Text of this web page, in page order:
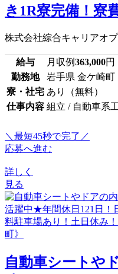
き1R寮完備！寮
株式会社綜合キャリアオ
給与 月収例363,000円
勤務地
岩手県 金ケ崎町
寮・社宅 あり（無料）
仕事内容 組立 / 自動車系
＼最短45秒で完了／
応募へ進む
詳しく
見る
自動車シートや